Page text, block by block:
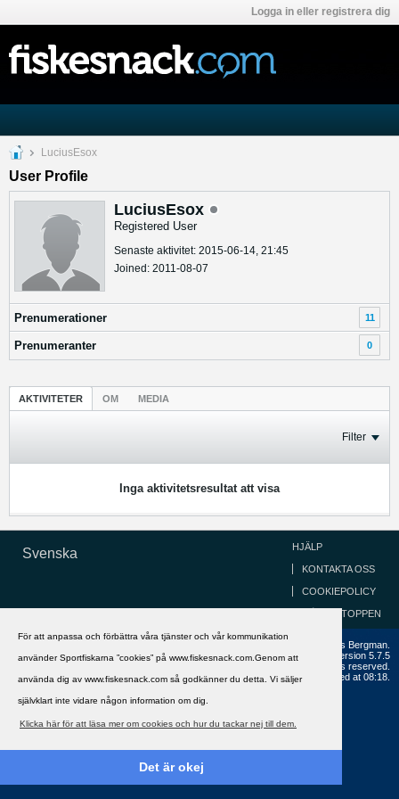
För att anpassa och förbättra våra tjänster och vår kommunikation
använder Sportfiskarna ”cookies” på www.fiskesnack.com.Genom att
använda dig av www.fiskesnack.com så godkänner du detta. Vi säljer
självklart inte vidare någon information om dig.
Klicka här för att läsa mer om cookies och hur du tackar nej till dem.
Det är okej
Logga in eller registrera dig
LuciusEsox
User Profile
LuciusEsox
Registered User
Senaste aktivitet: 2015-06-14, 21:45
Joined: 2011-08-07
Prenumerationer 11
Prenumeranter 0
AKTIVITETER OM MEDIA
Filter
Inga aktivitetsresultat att visa
Svenska HJÄLP
KONTAKTA OSS
COOKIEPOLICY
GÅ TILL TOPPEN
Copyright ©2002 - 2021, FiskeSnack.com. Grundad 2002 av Anders Bergman.
Powered byvBulletin®
Version 5.7.5
Copyright © 2026 MH Sub I, LLC dba vBulletin. All rights reserved.
All times are GMT+1. This page was generated at 08:18.